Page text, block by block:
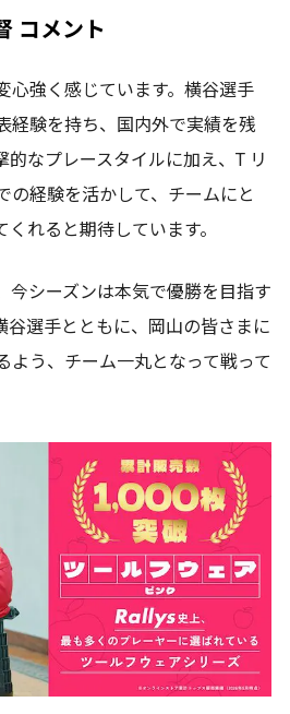
コメント
心強く感じています。横谷選手
経験を持ち、国内外で実績を残
的なプレースタイルに加え、T リ
の経験を活かして、チームにと
れると期待しています。
今シーズンは本気で優勝を目指す
谷選手とともに、岡山の皆さまに
よう、チーム一丸となって戦って